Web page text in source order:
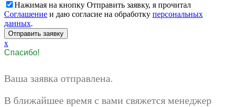
Нажимая на кнопку Отправить заявку, я прочитал
Соглашение и даю согласие на обработку персональных
данных.
x
Спасибо!
Ваша заявка отправлена.
В ближайшее время с вами свяжется менеджер